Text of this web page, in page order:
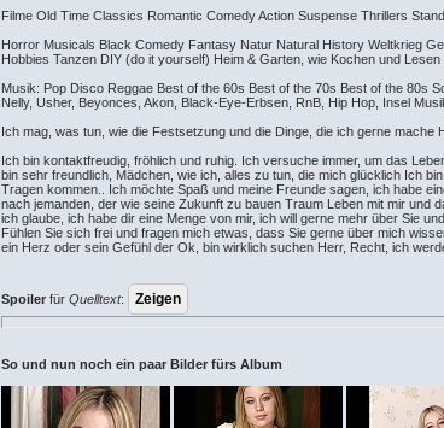
Filme Old Time Classics Romantic Comedy Action Suspense Thrillers
Horror Musicals Black Comedy Fantasy Natur Natural History Weltkrieg
Hobbies Tanzen DIY (do it yourself) Heim & Garten, wie Kochen und
Musik: Pop Disco Reggae Best of the 60s Best of the 70s Best of the 80s
Nelly, Usher, Beyonces, Akon, Black-Eye-Erbsen, RnB, Hip Hop, Insel
Ich mag, was tun, wie die Festsetzung und die Dinge, die ich gerne mache
Ich bin kontaktfreudig, fröhlich und ruhig. Ich versuche immer, um das
bin sehr freundlich, Mädchen, wie ich, alles zu tun, die mich glücklich Ich
Tragen kommen.. Ich möchte Spaß und meine Freunde sagen, ich habe
nach jemanden, der wie seine Zukunft zu bauen Traum Leben mit mir und
ich glaube, ich habe dir eine Menge von mir, ich will gerne mehr über Sie
Fühlen Sie sich frei und fragen mich etwas, dass Sie gerne über mich
ein Herz oder sein Gefühl der Ok, bin wirklich suchen Herr, Recht, ich
Spoiler fürQuelltext:
So und nun noch ein paar Bilder fürs Album